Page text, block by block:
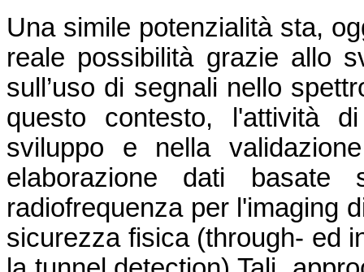
Una simile potenzialità sta,
reale possibilità grazie allo
sull’uso di segnali nello
questo contesto, l'attività
sviluppo e nella
elaborazione dati
radiofrequenza per l'imaging
sicurezza fisica (through- ed